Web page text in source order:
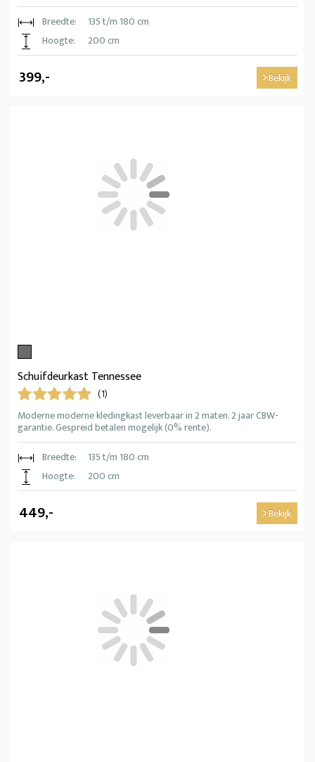
Breedte:
135 t/m 180 cm
Hoogte:
200 cm
399,- Bekijk
Schuifdeurkast Tennessee
(1)
Moderne moderne kledingkast leverbaar in 2 maten. 2 jaar CBW-
garantie. Gespreid betalen mogelijk (0% rente).
Breedte:
135 t/m 180 cm
Hoogte:
200 cm
449,- Bekijk